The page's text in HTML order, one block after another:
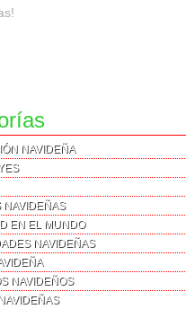
NAVIDEÑA
NAVIDEÑAS
EN EL MUNDO
NAVIDEÑAS
NAVIDEÑOS